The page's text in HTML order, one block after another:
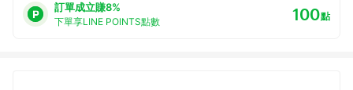
訂單成立賺8%
下單享LINE POINTS點數 100點